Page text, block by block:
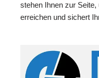
stehen Ihnen zur
erreichen und sichert